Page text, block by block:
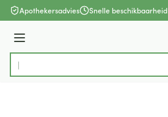
Ga naar de inhoud
Apothekersadvies Snelle beschikbaarheid
Menu
Product, merk, categorie...